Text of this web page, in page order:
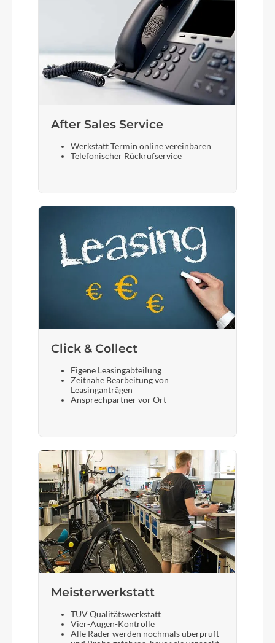
After Sales Service
Werkstatt Termin online vereinbaren
Telefonischer Rückrufservice
Click & Collect
Eigene Leasingabteilung
Zeitnahe Bearbeitung von
Leasinganträgen
Ansprechpartner vor Ort
Meisterwerkstatt
TÜV Qualitätswerkstatt
Vier-Augen-Kontrolle
Alle Räder werden nochmals überprüft